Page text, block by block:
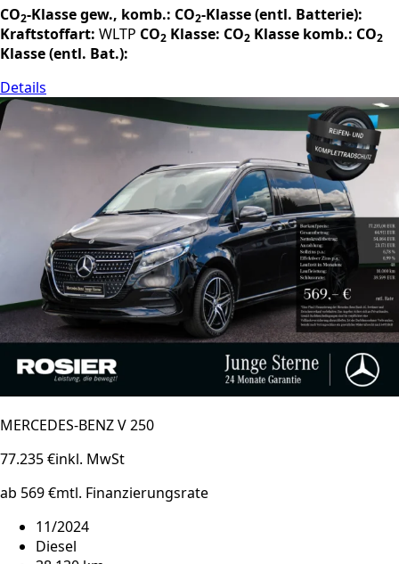
CO2-Klasse gew., komb.: CO2-Klasse (entl. Batterie):
Kraftstoffart: WLTP CO2 Klasse: CO2 Klasse komb.: CO2
Klasse (entl. Bat.):
Details
MERCEDES-BENZ V 250
77.235 €inkl. MwSt
ab 569 €mtl. Finanzierungsrate
11/2024
Diesel